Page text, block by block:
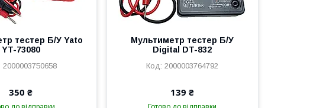
тестер Б/У Yato
YT-73080
2000003750658
350 ₴
Мультиметр тестер Б/У
Digital DT-832
2000003764792
139 ₴